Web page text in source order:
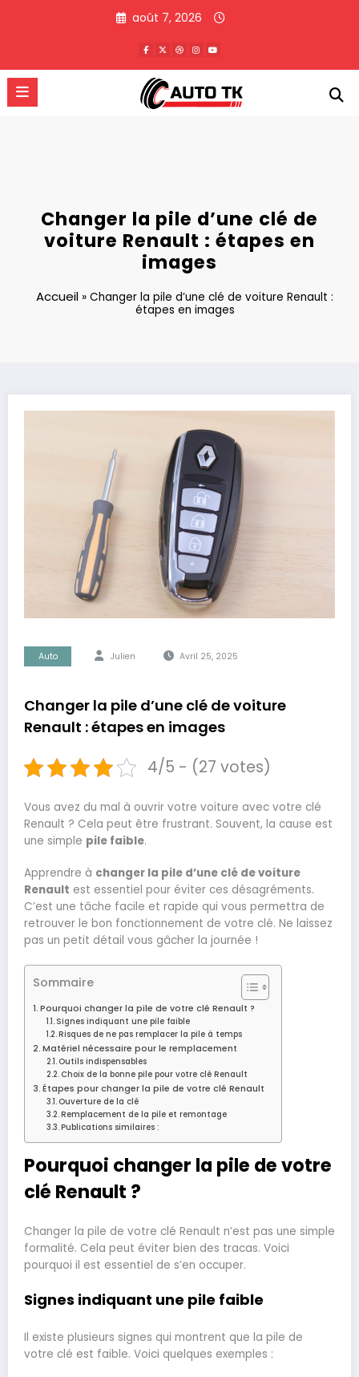
août 7, 2026
Changer la pile d’une clé de
voiture Renault : étapes en
images
Accueil »Changer la pile d’une clé de voiture Renault :
étapes en images
Auto Julien Avril 25, 2025
Changer la pile d’une clé de voiture
Renault : étapes en images
4/5 - (27 votes)
Vous avez du mal à ouvrir votre voiture avec votre clé
Renault ? Cela peut être frustrant. Souvent, la cause est
une simple pile faible.
Apprendre à changer la pile d’une clé de voiture
Renault est essentiel pour éviter ces désagréments.
C’est une tâche facile et rapide qui vous permettra de
retrouver le bon fonctionnement de votre clé. Ne laissez
pas un petit détail vous gâcher la journée !
Sommaire
Pourquoi changer la pile de votre clé Renault ?
Signes indiquant une pile faible
Risques de ne pas remplacer la pile à temps
Matériel nécessaire pour le remplacement
Outils indispensables
Choix de la bonne pile pour votre clé Renault
Étapes pour changer la pile de votre clé Renault
Ouverture de la clé
Remplacement de la pile et remontage
Publications similaires :
Pourquoi changer la pile de votre
clé Renault ?
Changer la pile de votre clé Renault n’est pas une simple
formalité. Cela peut éviter bien des tracas. Voici
pourquoi il est essentiel de s’en occuper.
Signes indiquant une pile faible
Il existe plusieurs signes qui montrent que la pile de
votre clé est faible. Voici quelques exemples :